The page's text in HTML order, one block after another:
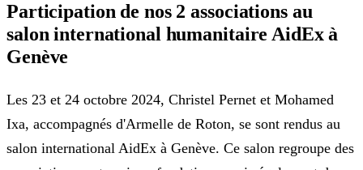
Participation de nos 2 associations au
salon international humanitaire AidEx à
Genève
Les 23 et 24 octobre 2024, Christel Pernet et Mohamed
Ixa, accompagnés d'Armelle de Roton, se sont rendus au
salon international AidEx à Genève. Ce salon regroupe des